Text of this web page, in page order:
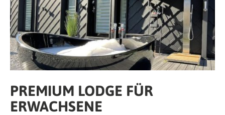
PREMIUM LODGE FÜR
ERWACHSENE